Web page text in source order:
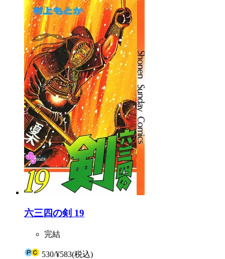
六三四の剣 19
完結
530/¥583(税込)